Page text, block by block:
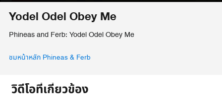
Yodel Odel Obey Me
Phineas and Ferb: Yodel Odel Obey Me
ชมหน้าหลัก Phineas & Ferb
วิดีโอที่เกี่ยวข้อง